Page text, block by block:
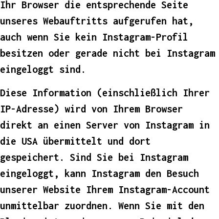
Ihr Browser die entsprechende Seite
unseres Webauftritts aufgerufen hat,
auch wenn Sie kein Instagram-Profil
besitzen oder gerade nicht bei Instagram
eingeloggt sind.
Diese Information (einschließlich Ihrer
IP-Adresse) wird von Ihrem Browser
direkt an einen Server von Instagram in
die USA übermittelt und dort
gespeichert. Sind Sie bei Instagram
eingeloggt, kann Instagram den Besuch
unserer Website Ihrem Instagram-Account
unmittelbar zuordnen. Wenn Sie mit den